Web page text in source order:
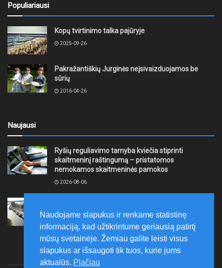
Populiariausi
Kopų tvirtinimo talka pajūryje
2025-09-26
Pakražantiškių Jurginės neįsivaizduojamos be
sūrių
2016-04-26
Naujausi
Ryšių reguliavimo tarnyba kviečia stiprinti
skaitmeninį raštingumą – pristatomos
nemokamos skaitmeninės pamokos
2026-08-06
Klaipėdoje juda į priekį
2026-08-06
Naudojame slapukus ir renkame statistinę
informaciją, kad užtikrintume geriausią patirtį
mūsų svetainėje. Žemiau galite leisti visus
slapukus ar išsaugoti tik tuos, kurie jums
aktualūs. Plačiau